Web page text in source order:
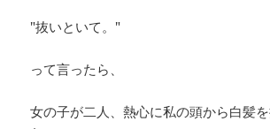
"抜いといて。"
って言ったら、
女の子が二人、熱心に私の頭から白髪